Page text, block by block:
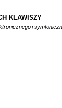
KLAWISZY
i